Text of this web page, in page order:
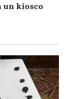
un kiosco